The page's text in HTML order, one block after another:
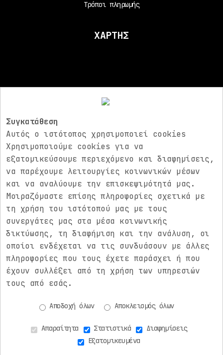
Τρόποι πληρωμής
ΧΑΡΤΗΣ
ΑΚΟΛΟΥΘΗΣΤΕ ΜΑΣ
Electric Rev
Electric Rev
Electric Rev
Newsletter
Συγκατάθεση
Αυτός ο ιστότοπος χρησιμοποιεί cookies
Χρησιμοποιούμε cookies για να
εξατομικεύσουμε περιεχόμενο και διαφημίσεις,
να παρέχουμε λειτουργίες κοινωνικών μέσων
και να αναλύουμε την επισκεψιμότητά μας.
Μοιραζόμαστε επίσης πληροφορίες σχετικά με
τη χρήση του ιστότοπού μας με τους
συνεργάτες μας στα μέσα κοινωνικής
δικτύωσης, τη διαφήμιση και την ανάλυση, οι
οποίοι ενδέχεται να τις συνδυάσουν με άλλες
πληροφορίες που τους έχετε παράσχει ή που
έχουν συλλέξει από τη χρήση των υπηρεσιών
τους από εσάς.
Αποδοχή όλων Αποκλεισμός όλων
Απαραίτητα Στατιστικά
Διαφημίσεις
Εξατομικευμένα